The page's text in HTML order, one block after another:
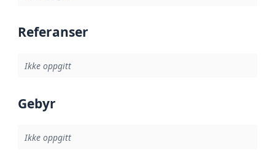
Referanser
Ikke oppgitt
Gebyr
Ikke oppgitt